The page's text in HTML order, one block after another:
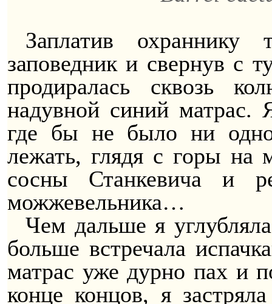
Заплатив
заповедник и свернув с
продиралась сквозь
надувной синий матрас.
где бы не было ни
лежать, глядя с горы на
сосны Станкевича и
можжевельника…
Чем дальше я
больше встречала
матрас уже дурно пах и
конце концов, я